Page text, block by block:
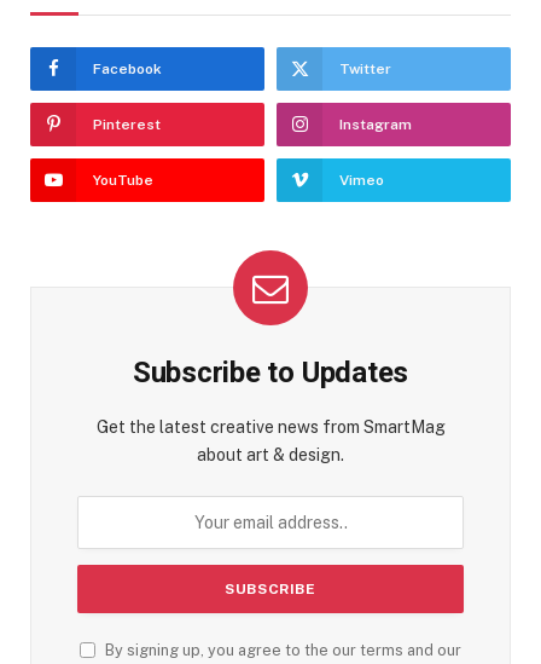
Facebook Twitter
Pinterest Instagram
YouTube Vimeo
Subscribe to Updates
Get the latest creative news from SmartMag
about art & design.
By signing up, you agree to the our terms and our